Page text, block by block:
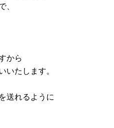
から
たします。
送れるように